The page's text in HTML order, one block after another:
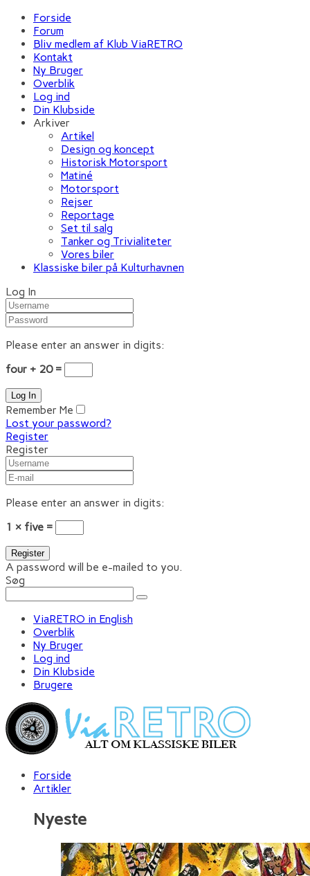
Forside
Forum
Bliv medlem af Klub ViaRETRO
Kontakt
Ny Bruger
Overblik
Log ind
Din Klubside
Arkiver
Artikel
Design og koncept
Historisk Motorsport
Matiné
Motorsport
Rejser
Reportage
Set til salg
Tanker og Trivialiteter
Vores biler
Klassiske biler på Kulturhavnen
Log In
Please enter an answer in digits:
four + 20 =
Remember Me
Lost your password?
Register
Register
Please enter an answer in digits:
1 × five =
A password will be e-mailed to you.
Søg
ViaRETRO in English
Overblik
Ny Bruger
Log ind
Din Klubside
Brugere
Forside
Artikler
Nyeste